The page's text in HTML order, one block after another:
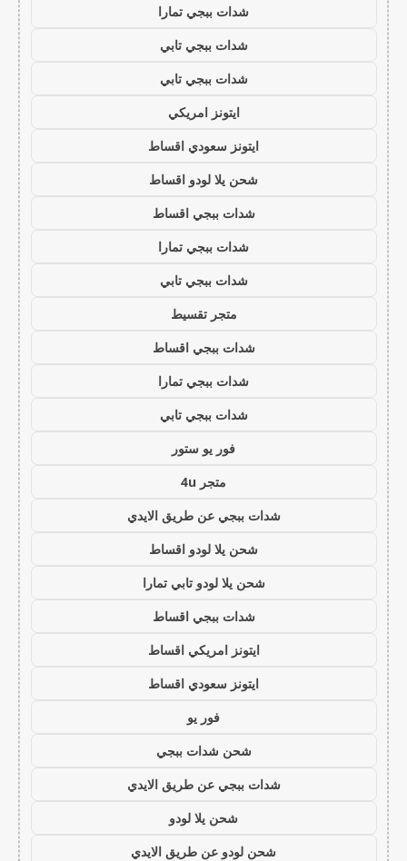
شدات ببجي تمارا
شدات ببجي تابي
شدات ببجي تابي
ايتونز امريكي
ايتونز سعودي اقساط
شحن يلا لودو اقساط
شدات ببجي اقساط
شدات ببجي تمارا
شدات ببجي تابي
متجر تقسيط
شدات ببجي اقساط
شدات ببجي تمارا
شدات ببجي تابي
فور يو ستور
متجر 4u
شدات ببجي عن طريق الايدي
شحن يلا لودو اقساط
شحن يلا لودو تابي تمارا
شدات ببجي اقساط
ايتونز امريكي اقساط
ايتونز سعودي اقساط
فور يو
شحن شدات ببجي
شدات ببجي عن طريق الايدي
شحن يلا لودو
شحن لودو عن طريق الايدي